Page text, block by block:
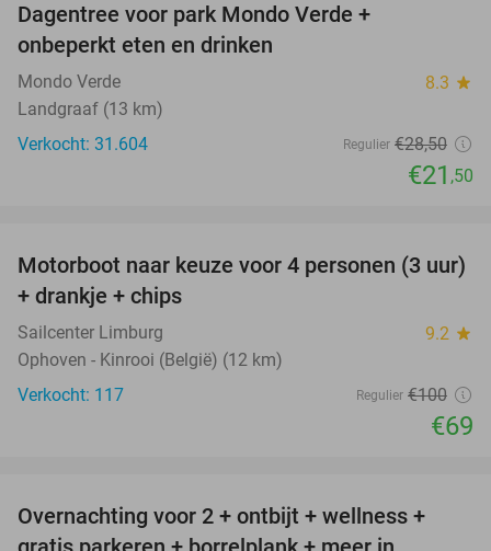
Dagentree voor park Mondo Verde +
onbeperkt eten en drinken
Mondo Verde 8.3 star
Landgraaf (13 km)
Verkocht: 31.604
Regulier €28,50
€21 ,50
31%
Motorboot naar keuze voor 4 personen (3 uur)
+ drankje + chips
Sailcenter Limburg 9.2 star
Ophoven - Kinrooi (België) (12 km)
Verkocht: 117
Regulier €100
€69
33%
Overnachting voor 2 + ontbijt + wellness +